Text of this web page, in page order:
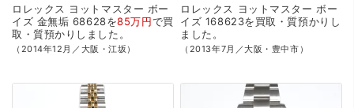
ロレックス ヨットマスター ボー
イズ 金無垢 68628を85万円で買
取・質預かり しました。
（2014年12月／大阪・江坂）
ロレックス ヨットマスター ボー
イズ 168623を買取・質預かり し
ました。
（2013年7月／大阪・豊中市）